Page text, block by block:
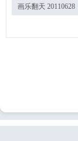
画乐翻天 20110628